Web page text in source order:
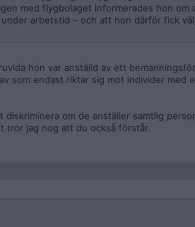
med flygbolaget informerades hon om
arbetstid – och att hon därför fick
hon var anställd av ett
som endast riktar sig mot individer med
om de anställer samtlig
tror jag nog att du också förstår.